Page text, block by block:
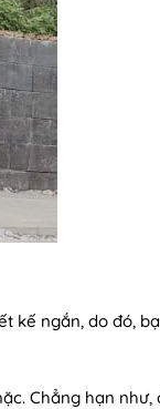
kế ngắn, do đó,
Chẳng hạn như,